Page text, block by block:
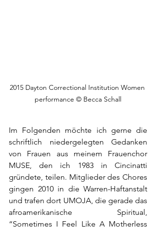
2015 Dayton Correctional Institution Women
performance © Becca Schall
Im Folgenden möchte ich gerne die
schriftlich niedergelegten Gedanken
von Frauen aus meinem Frauenchor
MUSE, den ich 1983 in Cincinatti
gründete, teilen. Mitglieder des Chores
gingen 2010 in die Warren-Haftanstalt
und trafen dort UMOJA, die gerade das
afroamerikanische Spiritual,
“Sometimes I Feel Like A Motherless